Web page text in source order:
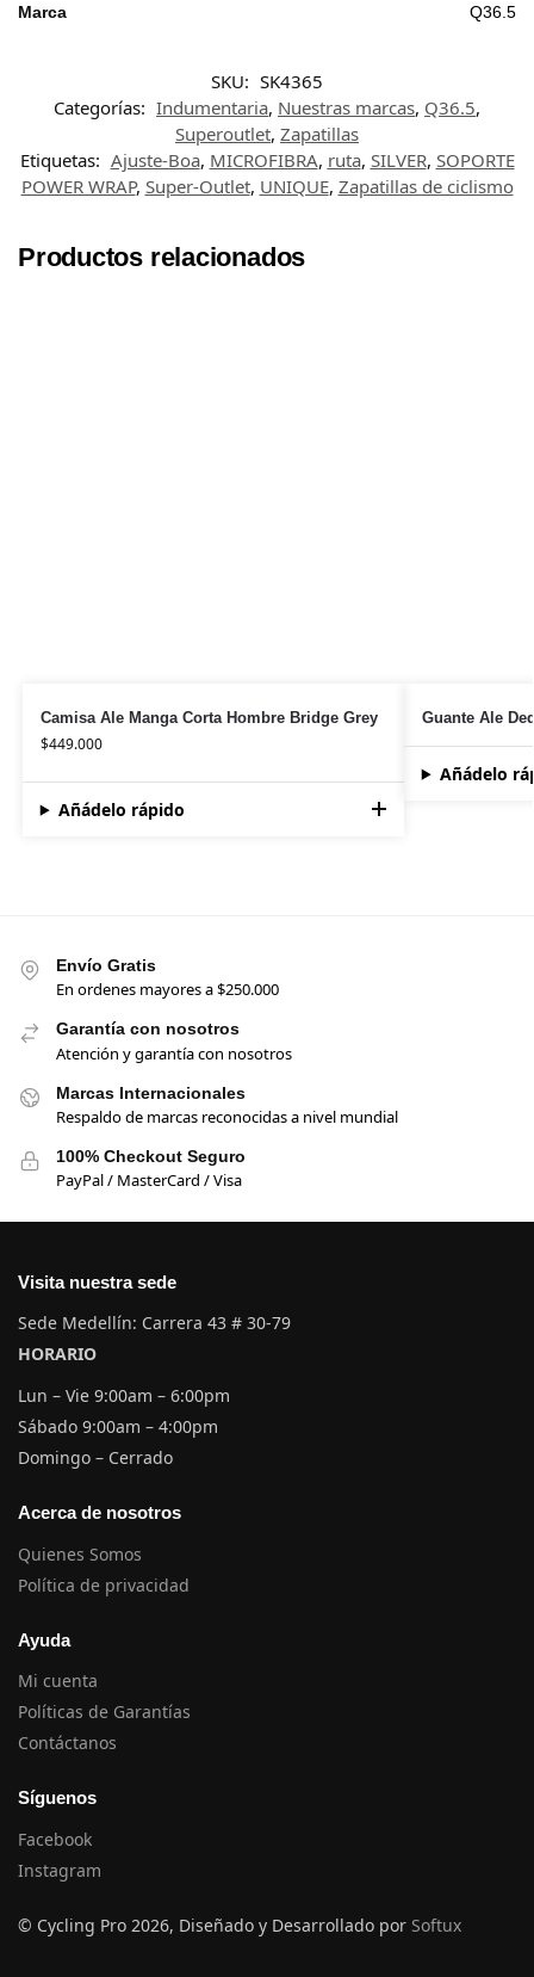
Marca Q36.5
SKU: SK4365
Categorías: Indumentaria, Nuestras marcas, Q36.5,
Superoutlet, Zapatillas
Etiquetas: Ajuste-Boa, MICROFIBRA, ruta, SILVER, SOPORTE
POWER WRAP, Super-Outlet, UNIQUE, Zapatillas de ciclismo
Productos relacionados
Camisa Ale Manga Corta Hombre Bridge Grey
$449.000
Añádelo rápido
Guante Ale
Añádelo
Envío Gratis
En ordenes mayores a $250.000
Garantía con nosotros
Atención y garantía con nosotros
Marcas Internacionales
Respaldo de marcas reconocidas a nivel mundial
100% Checkout Seguro
PayPal / MasterCard / Visa
Visita nuestra sede
Sede Medellín: Carrera 43 # 30-79
HORARIO
Lun – Vie 9:00am – 6:00pm
Sábado 9:00am – 4:00pm
Domingo – Cerrado
Acerca de nosotros
Quienes Somos
Política de privacidad
Ayuda
Mi cuenta
Políticas de Garantías
Contáctanos
Síguenos
Facebook
Instagram
© Cycling Pro 2026, Diseñado y Desarrollado por Softux